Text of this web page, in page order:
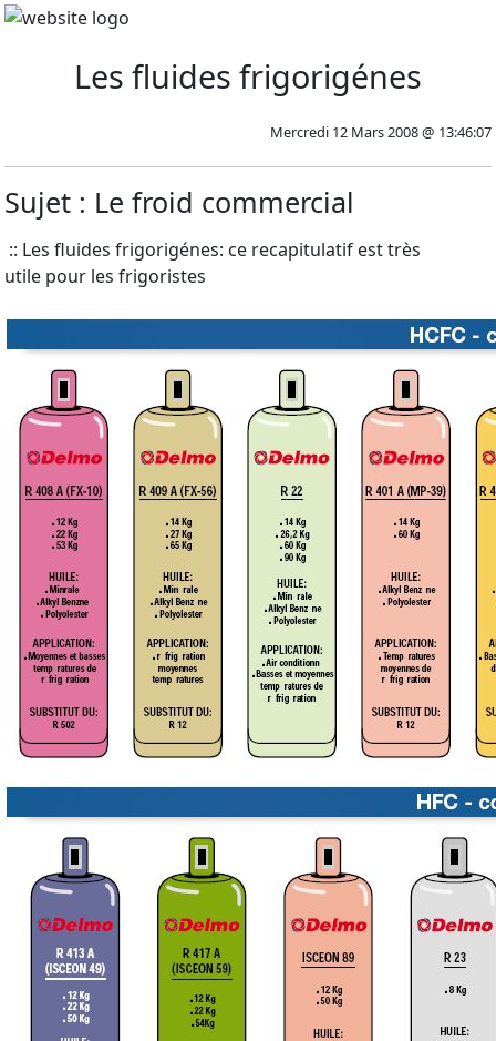
Les fluides frigorigénes
Mercredi 12 Mars 2008 @ 13:46:07
Sujet : Le froid commercial
:: Les fluides frigorigénes: ce recapitulatif est très
utile pour les frigoristes